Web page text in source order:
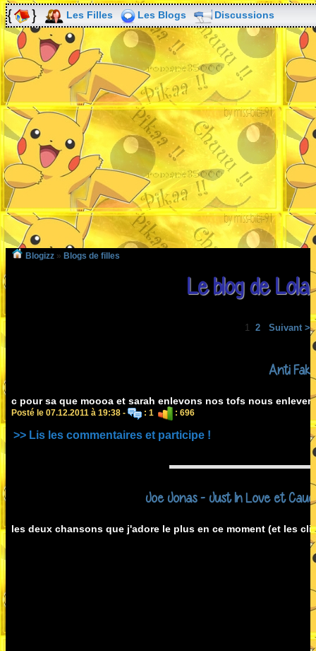
Les Filles Les Blogs Discussions
Blogizz » Blogs de filles
Le blog de
1 2 Suivant >
Anti
c pour sa que moooa et sarah enlevons nos tofs nous
Posté le 07.12.2011 à 19:38 - : 1 : 696
>> Lis les commentaires et participe !
Joe Jonas - Just In Love et
les deux chansons que j'adore le plus en ce moment (et les